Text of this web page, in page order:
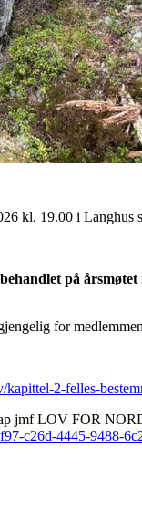
kl. 19.00 i Langhus
på
for
2-felles-
jmf LOV FOR
c26d-4445-9488-